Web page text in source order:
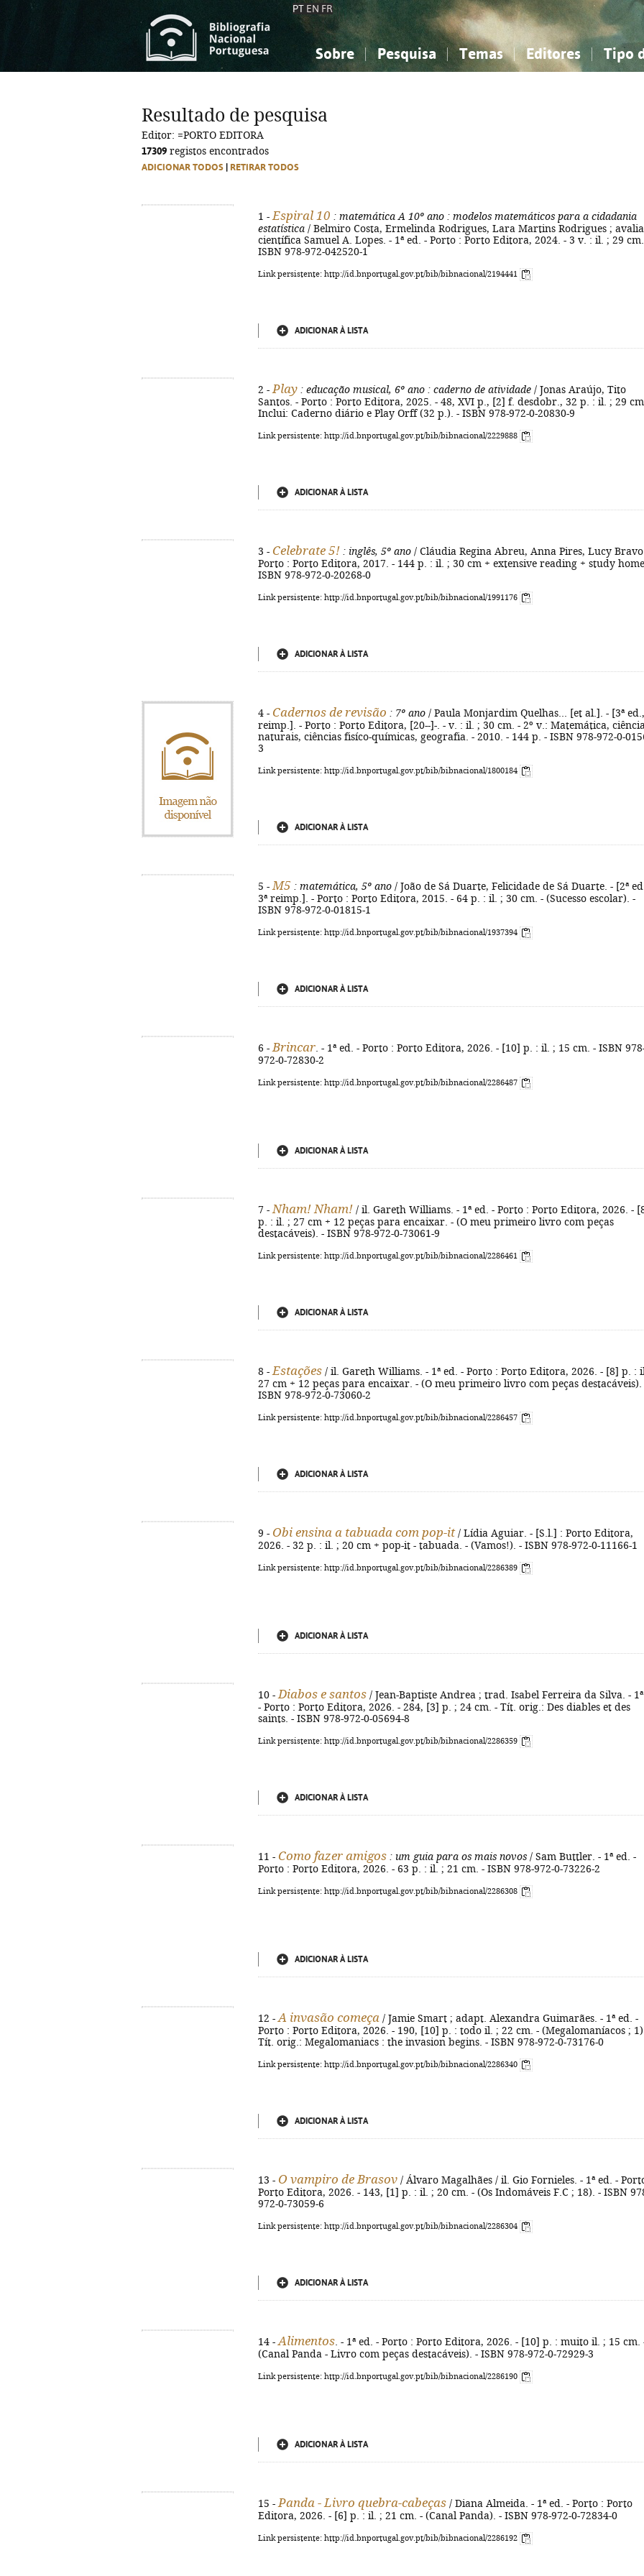
PT EN FR
Sobre Pesquisa Temas
Ciências sociais...
Editores Tipo
Ciências sociais...
Resultado de pesquisa
Editor: =PORTO EDITORA
17309 registos encontrados
ADICIONAR TODOS RETIRAR TODOS
1 - Espiral 10 : matemática A 10º ano : modelos matemáticos para a cidadania
estatística / Belmiro Costa, Ermelinda Rodrigues, Lara Martins Rodrigues ;
científica Samuel A. Lopes. - 1ª ed. - Porto : Porto Editora, 2024. - 3 v. : il. ; 29
ISBN 978-972-042520-1
Link persistente: http://id.bnportugal.gov.pt/bib/bibnacional/2194441
ADICIONAR À LISTA
2 - Play : educação musical, 6º ano : caderno de atividade / Jonas Araújo, Tito
Santos. - Porto : Porto Editora, 2025. - 48, XVI p., [2] f. desdobr., 32 p. : il. ; 29
Inclui: Caderno diário e Play Orff (32 p.). - ISBN 978-972-0-20830-9
Link persistente: http://id.bnportugal.gov.pt/bib/bibnacional/2229888
ADICIONAR À LISTA
3 - Celebrate 5! : inglês, 5º ano / Cláudia Regina Abreu, Anna Pires, Lucy
Porto : Porto Editora, 2017. - 144 p. : il. ; 30 cm + extensive reading + study
ISBN 978-972-0-20268-0
Link persistente: http://id.bnportugal.gov.pt/bib/bibnacional/1991176
ADICIONAR À LISTA
4 - Cadernos de revisão : 7º ano / Paula Monjardim Quelhas... [et al.]. - [3ª
reimp.]. - Porto : Porto Editora, [20--]-. - v. : il. ; 30 cm. - 2º v.: Matemática,
naturais, ciências fisíco-químicas, geografia. - 2010. - 144 p. - ISBN 978-972-0-
3
Link persistente: http://id.bnportugal.gov.pt/bib/bibnacional/1800184
ADICIONAR À LISTA
5 - M5 : matemática, 5º ano / João de Sá Duarte, Felicidade de Sá Duarte. - [2ª
3ª reimp.]. - Porto : Porto Editora, 2015. - 64 p. : il. ; 30 cm. - (Sucesso escolar). -
ISBN 978-972-0-01815-1
Link persistente: http://id.bnportugal.gov.pt/bib/bibnacional/1937394
ADICIONAR À LISTA
6 - Brincar . - 1ª ed. - Porto : Porto Editora, 2026. - [10] p. : il. ; 15 cm. - ISBN
972-0-72830-2
Link persistente: http://id.bnportugal.gov.pt/bib/bibnacional/2286487
ADICIONAR À LISTA
7 - Nham! Nham! / il. Gareth Williams. - 1ª ed. - Porto : Porto Editora, 2026. -
p. : il. ; 27 cm + 12 peças para encaixar. - (O meu primeiro livro com peças
destacáveis). - ISBN 978-972-0-73061-9
Link persistente: http://id.bnportugal.gov.pt/bib/bibnacional/2286461
ADICIONAR À LISTA
8 - Estações / il. Gareth Williams. - 1ª ed. - Porto : Porto Editora, 2026. - [8] p. :
27 cm + 12 peças para encaixar. - (O meu primeiro livro com peças destacáveis).
ISBN 978-972-0-73060-2
Link persistente: http://id.bnportugal.gov.pt/bib/bibnacional/2286457
ADICIONAR À LISTA
9 - Obi ensina a tabuada com pop-it/ Lídia Aguiar. - [S.l.] : Porto Editora,
2026. - 32 p. : il. ; 20 cm + pop-it - tabuada. - (Vamos!). - ISBN 978-972-0-11166-1
Link persistente: http://id.bnportugal.gov.pt/bib/bibnacional/2286389
ADICIONAR À LISTA
10 - Diabos e santos / Jean-Baptiste Andrea ; trad. Isabel Ferreira da Silva. -
- Porto : Porto Editora, 2026. - 284, [3] p. ; 24 cm. - Tít. orig.: Des diables et des
saints. - ISBN 978-972-0-05694-8
Link persistente: http://id.bnportugal.gov.pt/bib/bibnacional/2286359
ADICIONAR À LISTA
11 - Como fazer amigos : um guia para os mais novos / Sam Buttler. - 1ª ed. -
Porto : Porto Editora, 2026. - 63 p. : il. ; 21 cm. - ISBN 978-972-0-73226-2
Link persistente: http://id.bnportugal.gov.pt/bib/bibnacional/2286308
ADICIONAR À LISTA
12 - A invasão começa / Jamie Smart ; adapt. Alexandra Guimarães. - 1ª ed. -
Porto : Porto Editora, 2026. - 190, [10] p. : todo il. ; 22 cm. - (Megalomaníacos ;
Tít. orig.: Megalomaniacs : the invasion begins. - ISBN 978-972-0-73176-0
Link persistente: http://id.bnportugal.gov.pt/bib/bibnacional/2286340
ADICIONAR À LISTA
13 - O vampiro de Brasov / Álvaro Magalhães / il. Gio Fornieles. - 1ª ed. -
Porto Editora, 2026. - 143, [1] p. : il. ; 20 cm. - (Os Indomáveis F.C ; 18). - ISBN
972-0-73059-6
Link persistente: http://id.bnportugal.gov.pt/bib/bibnacional/2286304
ADICIONAR À LISTA
14 - Alimentos . - 1ª ed. - Porto : Porto Editora, 2026. - [10] p. : muito il. ; 15 cm.
(Canal Panda - Livro com peças destacáveis). - ISBN 978-972-0-72929-3
Link persistente: http://id.bnportugal.gov.pt/bib/bibnacional/2286190
ADICIONAR À LISTA
15 - Panda - Livro quebra-cabeças / Diana Almeida. - 1ª ed. - Porto : Porto
Editora, 2026. - [6] p. : il. ; 21 cm. - (Canal Panda). - ISBN 978-972-0-72834-0
Link persistente: http://id.bnportugal.gov.pt/bib/bibnacional/2286192